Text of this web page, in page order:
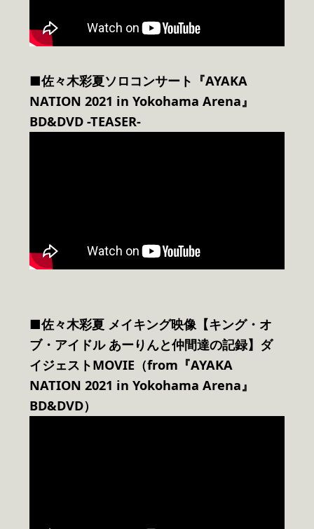
■佐々木彩夏ソロコンサート『AYAKA
NATION 2021 in Yokohama Arena』
BD&DVD -TEASER-
■佐々木彩夏 メイキング映像【キング・オ
ブ・アイドル あーりんと仲間達の記録】ダ
イジェストMOVIE（from『AYAKA
NATION 2021 in Yokohama Arena』
BD&DVD）